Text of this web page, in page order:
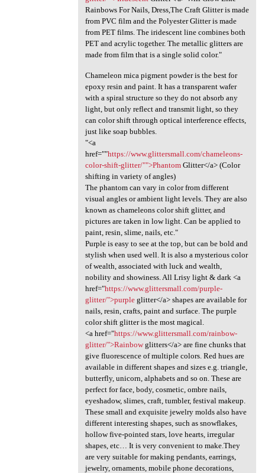
Rainbows For Nails, Dress,The Craft Glitter is made
from PVC film and the Polyester Glitter is made
from PET films. The iridescent line combines both
PET and acrylic together. The metallic glitters are
made from film that is a single solid color."
Chameleon mica pigment powder is the best for
epoxy resin and paint. It has a transparent wafer
with a spiral structure so they do not absorb any
light, but only reflect and transmit light, so they
can color shift through optical interference effects,
just like soap bubbles.
"<a
href=""https://www.glittersmall.com/chameleons-
color-shift-glitter/"">PhantomGlitter</a> (Color
shifting in variety of angles)
The phantom can vary in color from different
visual angles or ambient light levels. They are also
known as chameleons color shift glitter, and
pictures are taken in low light. Can be applied to
paint, resin, slime, nails, etc."
Purple is easy to see at the top, but can be bold and
stylish when used well. It is also a mysterious color
of wealth, associated with luck and wealth,
nobility and showiness. All Lrisy light & dark <a
href="https://www.glittersmall.com/purple-
glitter/">purpleglitter</a> shapes are available for
nails, resin, crafts, paint and surface. The purple
color shift glitter is the most magical.
<a href="https://www.glittersmall.com/rainbow-
glitter/">Rainbowglitters</a> are fine chunks that
give fluorescence of multiple colors. Red hues are
available in different shapes and sizes e.g. triangle,
butterfly, unicorn, alphabets and so on. These are
perfect for face, body, cosmetic, ombre nails,
eyeshadow, slimes, craft, tumbler, festival makeup.
These small and exquisite jewelry molds also have
different interesting shapes, such as snowflakes,
hollow five-pointed stars, love hearts, irregular
shapes, etc… It is very convenient to make.They
are very suitable for making pendants, earrings,
jewelry, ornaments, mobile phone decorations,